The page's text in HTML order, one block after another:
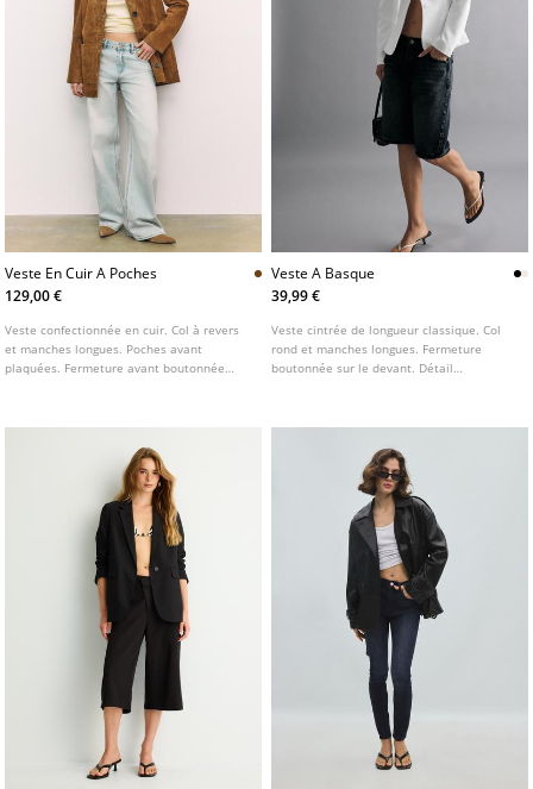
Veste En Cuir A Poches
129,00 €
Veste confectionnée en cuir. Col à revers
et manches longues. Poches avant
plaquées. Fermeture avant boutonnée
Veste A Basque
39,99 €
Veste cintrée de longueur classique. Col
rond et manches longues. Fermeture
boutonnée sur le devant. Détail